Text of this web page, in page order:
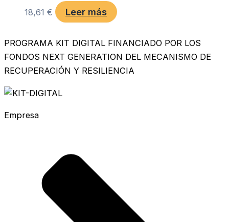
18,61 € Leer más
PROGRAMA KIT DIGITAL FINANCIADO POR LOS
FONDOS NEXT GENERATION DEL MECANISMO DE
RECUPERACIÓN Y RESILIENCIA
Empresa